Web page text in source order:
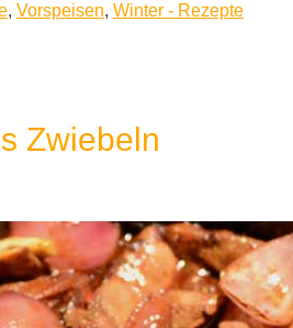
, Vorspeisen, Winter - Rezepte
Zwiebeln